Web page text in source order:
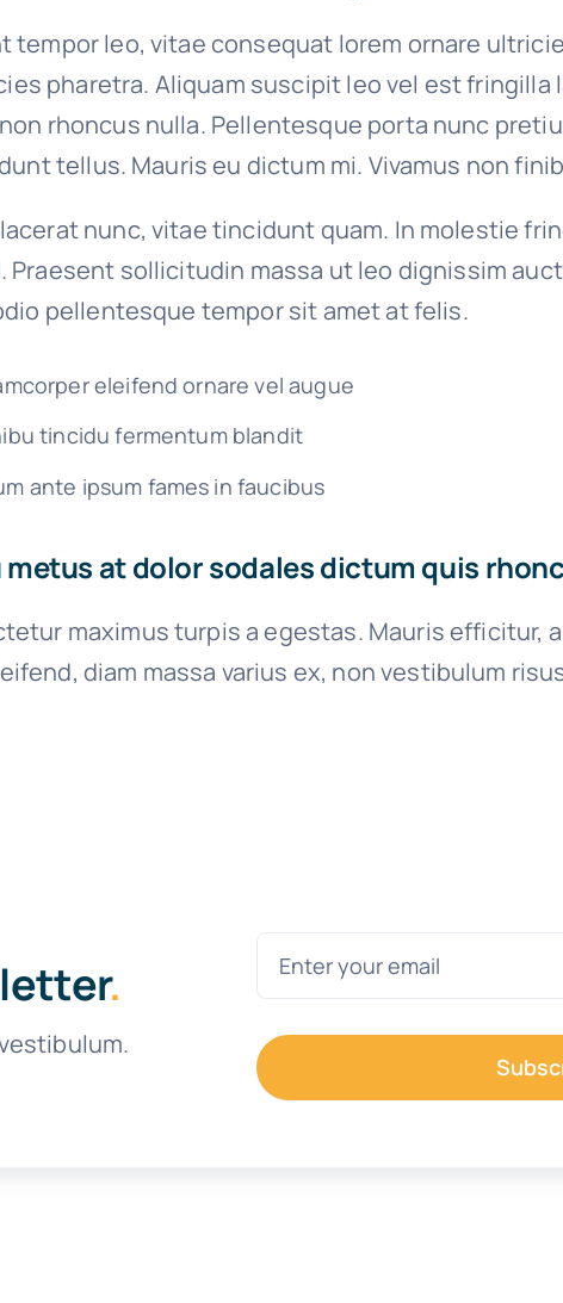
tempor leo, vitae consequat lorem ornare
pharetra. Aliquam suscipit leo vel est fringilla
rhoncus nulla. Pellentesque porta nunc
tellus. Mauris eu dictum mi. Vivamus non
nunc, vitae tincidunt quam. In molestie
Praesent sollicitudin massa ut leo dignissim
pellentesque tempor sit amet at felis.
eleifend ornare vel augue
tincidu fermentum blandit
ante ipsum fames in faucibus
metus at dolor sodales dictum quis
maximus turpis a egestas. Mauris efficitur,
diam massa varius ex, non vestibulum
.